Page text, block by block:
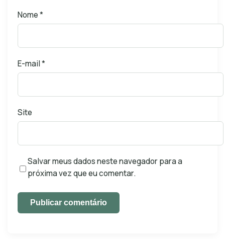
Nome*
E-mail*
Site
Salvar meus dados neste navegador para a
próxima vez que eu comentar.
Publicar comentário